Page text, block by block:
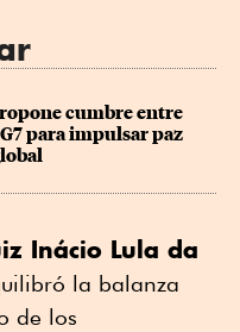
cumbre entre
para impulsar paz
Inácio Lula da
la balanza
de los